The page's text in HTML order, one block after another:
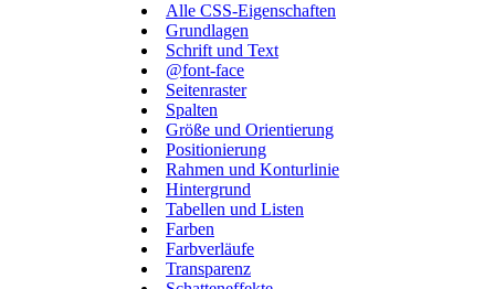
Alle CSS-Eigenschaften
Grundlagen
Schrift und Text
@font-face
Seitenraster
Spalten
Größe und Orientierung
Positionierung
Rahmen und Konturlinie
Hintergrund
Tabellen und Listen
Farben
Farbverläufe
Transparenz